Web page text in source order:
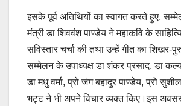
इसके पूर्व अतिथियों का स्वागत करते हुए,
मंत्री डा शिववंश पाण्डेय ने महाकवि के
सविस्तार चर्चा की तथा उन्हें गीत का शिखर-
सम्मेलन के उपाध्यक्ष डा शंकर प्रसाद, डा
डा मधु वर्मा, प्रो जंग बहादुर पाण्डेय, प्रो
भट्ट ने भी अपने विचार व्यक्त किए।इस